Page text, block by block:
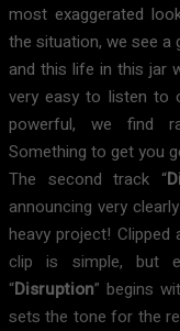
most exaggerated
the situation, we see a
and this life in this jar
very easy to listen to
powerful, we find
Something to get you
The second track “
announcing very
heavy project!
clip is simple, but
“Disruption” begins
sets the tone for the